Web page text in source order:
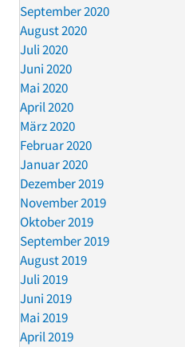
September 2020
August 2020
Juli 2020
Juni 2020
Mai 2020
April 2020
März 2020
Februar 2020
Januar 2020
Dezember 2019
November 2019
Oktober 2019
September 2019
August 2019
Juli 2019
Juni 2019
Mai 2019
April 2019